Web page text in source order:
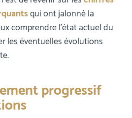
qui ont jalonné la
comprendre l’état actuel du
les éventuelles évolutions
progressif